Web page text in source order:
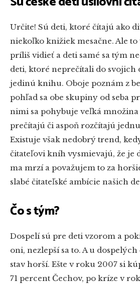
Určite! Sú deti, ktoré čítajú ako
niekoľko knižiek mesačne. Ale
príliš vidieť a deti samé sa tým
deti, ktoré neprečítali do svojich
jedinú knihu. Oboje poznám z
pohľad sa obe skupiny od seba
nimi sa pohybuje veľká množina
prečítajú či aspoň rozčítajú
Existuje však nedobrý trend,
čitateľovi kníh vysmievajú, že je
ma mrzí a považujem to za
slabé čitateľské ambície našich
Čo s tým?
Dospelí sú pre deti vzorom a
oni, nezlepší sa to. A u
stav horší. Ešte v roku 2007 si
71 percent Čechov, po kríze v